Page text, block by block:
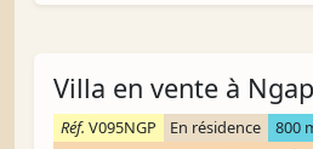
Villa en vente à
Réf. V095NGP En résidence 800